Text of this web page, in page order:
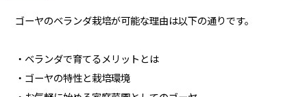
ゴーヤのベランダ栽培が可能な理由は以下の通りです。
・ベランダで育てるメリットとは
・ゴーヤの特性と栽培環境